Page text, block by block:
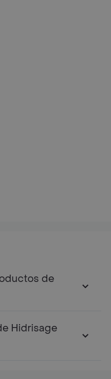
de
Hidrisage